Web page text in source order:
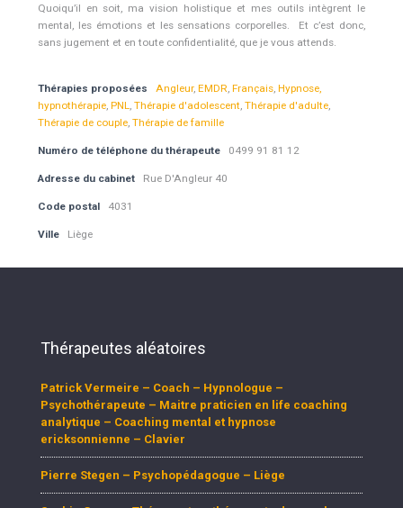
Thérapies proposées Angleur, EMDR, Français, Hypnose,
hypnothérapie, PNL, Thérapie d'adolescent, Thérapie d'adulte,
Thérapie de couple, Thérapie de famille
Quoiqu’il en soit, ma vision holistique et mes outils intègrent le
mental, les émotions et les sensations corporelles. Et c’est donc,
sans jugement et en toute confidentialité, que je vous attends.
Numéro de téléphone du thérapeute 0499 91 81 12
Adresse du cabinet Rue D'Angleur 40
Code postal 4031
Ville Liège
Thérapeutes aléatoires
Patrick Vermeire – Coach – Hypnologue –
Psychothérapeute – Maitre praticien en life coaching
analytique – Coaching mental et hypnose
ericksonnienne – Clavier
Pierre Stegen – Psychopédagogue – Liège